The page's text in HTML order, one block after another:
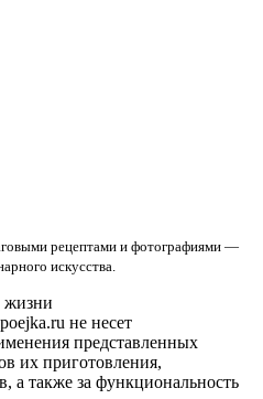
рецептами и фотографиями —
искусства.
жизни
не несет
представленных
их приготовления,
а также за функциональность